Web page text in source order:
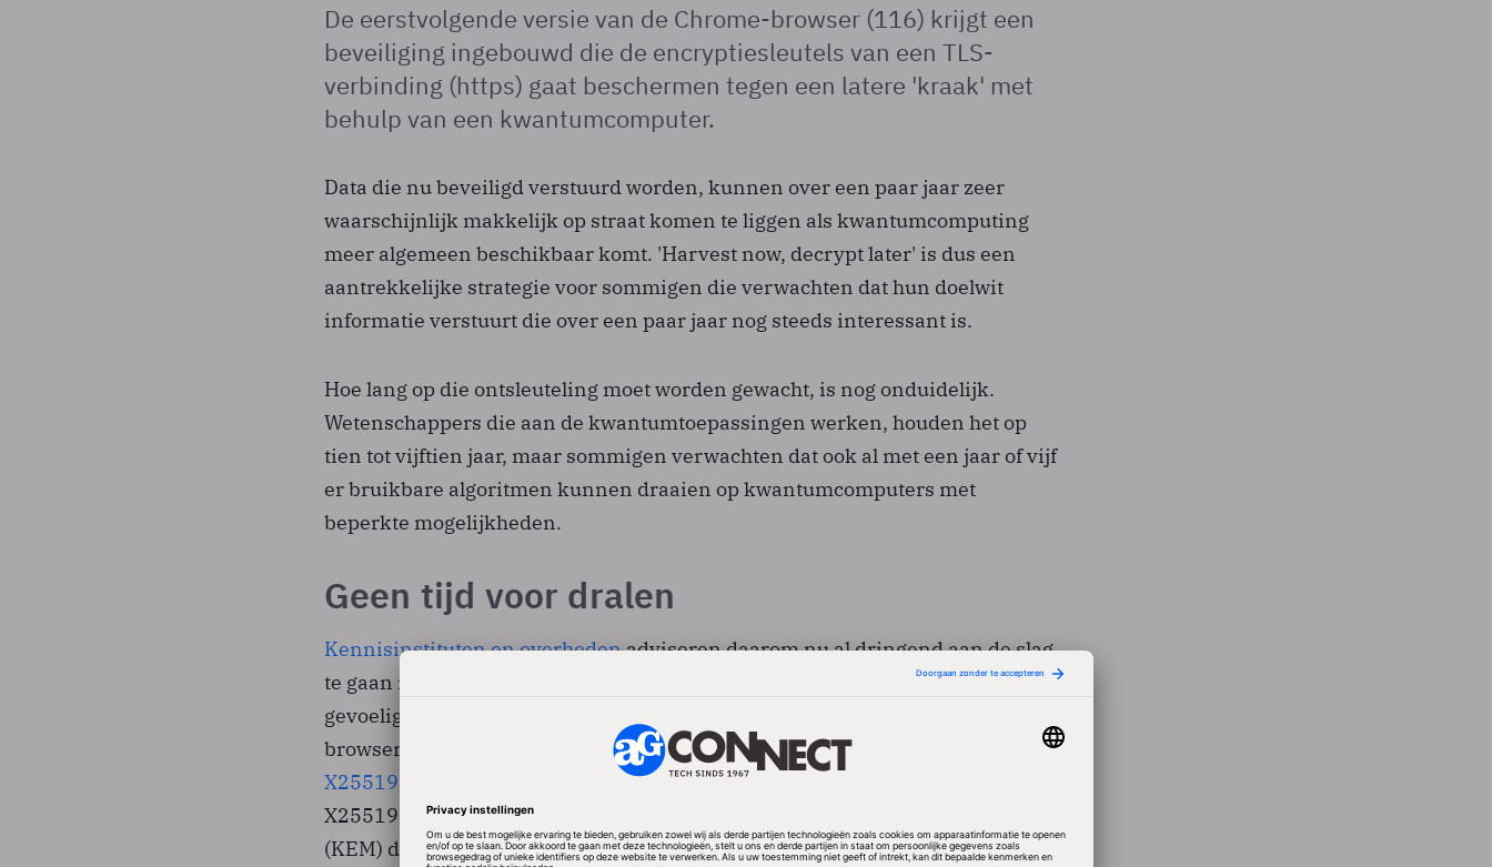
De eerstvolgende versie van de Chrome-browser (116) krijgt een
beveiliging ingebouwd die de encryptiesleutels van een TLS-
verbinding (https) gaat beschermen tegen een latere 'kraak' met
behulp van een kwantumcomputer.
Data die nu beveiligd verstuurd worden, kunnen over een paar jaar zeer
waarschijnlijk makkelijk op straat komen te liggen als kwantumcomputing
meer algemeen beschikbaar komt. 'Harvest now, decrypt later' is dus een
aantrekkelijke strategie voor sommigen die verwachten dat hun doelwit
informatie verstuurt die over een paar jaar nog steeds interessant is.
Hoe lang op die ontsleuteling moet worden gewacht, is nog onduidelijk.
Wetenschappers die aan de kwantumtoepassingen werken, houden het op
tien tot vijftien jaar, maar sommigen verwachten dat ook al met een jaar of vijf
er bruikbare algoritmen kunnen draaien op kwantumcomputers met
beperkte mogelijkheden.
Geen tijd voor dralen
Kennisinstituten en overhedenadviseren daarom nu al dringend aan de slag
te gaan met potentiële dreiging die de kwantumcomputer heeft voor
gevoelige gegevens. Google draagt nu een steentje bij door de Chrome-
browser alvast te voorzien van een beveiligingsmechanisme genaamd
X25519Kyber768
. Dit is een combinatie van het elliptischecurve-algoritme
X25519 en Kyber-768, een zogeheten hybrid encapsulation mechanism
(KEM) dat vorig jaar door het Amerikaanse NIST (National Institute of